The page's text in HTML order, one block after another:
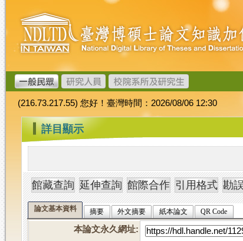
跳
到
主
要
內
容
臺
灣
博
碩
士
論
文
加
值
系
統
(216.73.217.55) 您好！臺灣時間：2026/08/06 12:30
::: 詳目顯示
論文基本資料 摘要 外文摘要 紙本論文 QR Code
本論文永久網址: